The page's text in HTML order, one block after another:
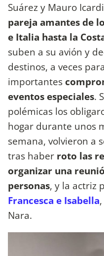
Suárez y Mauro
pareja amantes de
e Italia hasta la
suben a su avión y
destinos, a veces
importantes
eventos especiales.
polémicas los
hogar durante unos
semana, volvieron a
tras haber roto las
organizar una
personas, y la actriz
Francesca e Isabella
Nara.